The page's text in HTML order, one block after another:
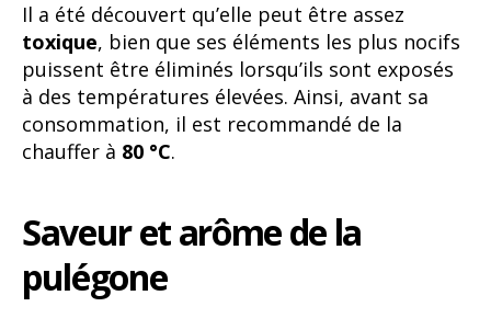
Il a été découvert qu’elle peut être assez
toxique, bien que ses éléments les plus nocifs
puissent être éliminés lorsqu’ils sont exposés
à des températures élevées. Ainsi, avant sa
consommation, il est recommandé de la
chauffer à 80 °C.
Saveur et arôme de la
pulégone